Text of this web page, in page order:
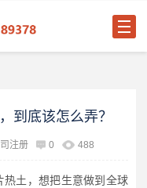
到底该怎么弄？
注册 0 488
热土，想把生意做到全球